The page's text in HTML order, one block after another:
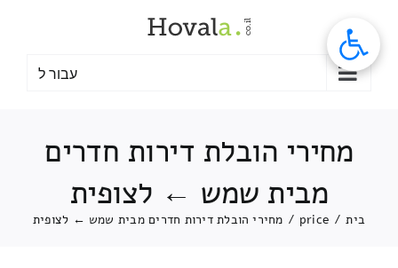
עבור ל
מחירי הובלת דירות חדרים
מבית שמש ← לצופית
בית /
price
/ מחירי הובלת דירות חדרים מבית שמש ← לצופית